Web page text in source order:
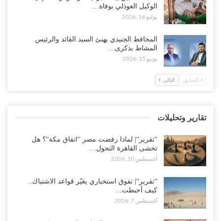
من حضرموت إلى عدن.. الانتقالي يصعّد ضد السعودية بعصيان مدني
شامل..!
أغسطس 8, 2026
السعودية تحاول احتواء بن بريك بعد تهديده بالمواجهة.. هل بدأت معركة
إسكات الصوت الحضرمي..!
المحافظ الجنيدي يحذر من خطورة المخططات السعودية على ابناء
الجنوب..!
أغسطس 8, 2026
“تقرير“| تفوق استخباري يغيّر قواعد الاشتباك.. كيف أحبطت صنعاء
الهجوم السعودي قبل انطلاقه..!
“شبوة“| الرياض تستبق نهب نفط ثاني محافظة يمنية بالإطاحة بقادة
الوكيل العوذلي بوفاة…
يوليو 16, 2026
المحافظ الجنيدي يهنئ السيد القائد والرئيس
المشاط بذكرى…
يونيو 15, 2026
السابق التالي
تقارير وتحليلات
“تقرير“| لماذا رفضت مصر “اتفاق مكة“؟ هل
تخشى القاهرة التحول…
أغسطس 10, 2026
“تقرير“| تفوق استخباري يغيّر قواعد الاشتباك..
كيف أحبطت…
أغسطس 7, 2026